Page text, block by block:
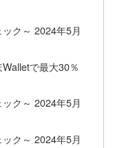
ク～ 2024年5月
で最大30％
ク～ 2024年5月
ク～ 2024年5月